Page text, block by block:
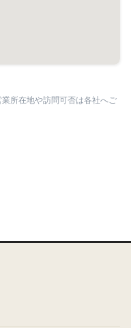
所在地や訪問可否は各社へご